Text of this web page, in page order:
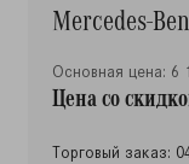
Mercedes-
Основная цена: 6
Цена со
Торговый заказ: